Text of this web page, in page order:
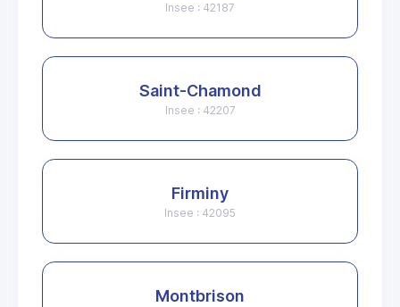
Insee : 42187
Saint-Chamond
Insee : 42207
Firminy
Insee : 42095
Montbrison